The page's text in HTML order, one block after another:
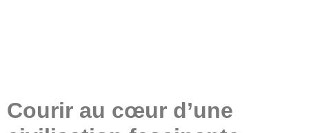
Courir au cœur d’une